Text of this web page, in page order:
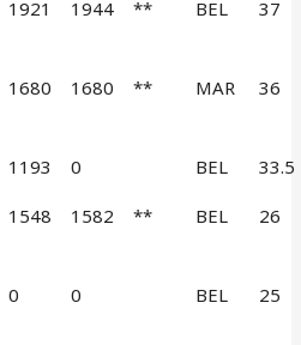
1921 1944 ** BEL 37
1680 1680 ** MAR 36
1193 0 BEL 33.5
1548 1582 ** BEL 26
0 0 BEL 25